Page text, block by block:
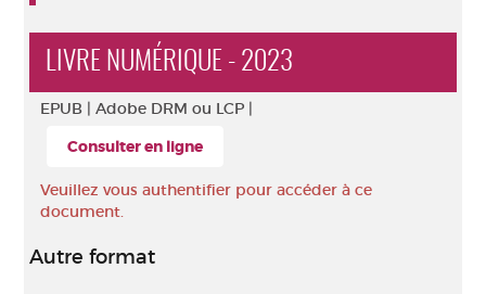
LIVRE NUMÉRIQUE - 2023
EPUB | Adobe DRM ou LCP |
Consulter en ligne
Veuillez vous authentifier pour accéder à ce
document.
Autre format